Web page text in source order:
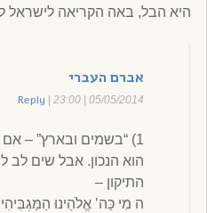
היא הבל, באה הקריאה לישראל
אברם העברי
05/05/2014 | 23:00
Reply
1) “בשמים ובארץ” –
הוא הנכון. אבל שים לב
התיקון –
ה מִי כַּה’ אֱלֹהֵינוּ